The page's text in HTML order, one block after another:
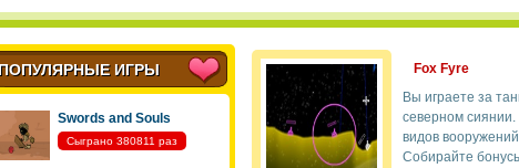
ПОПУЛЯРНЫЕ ИГРЫ
Swords and Souls
Сыграно 380811 раз
Fox Fyre
Вы играете за
северном сиянии.
видов
Собирайте